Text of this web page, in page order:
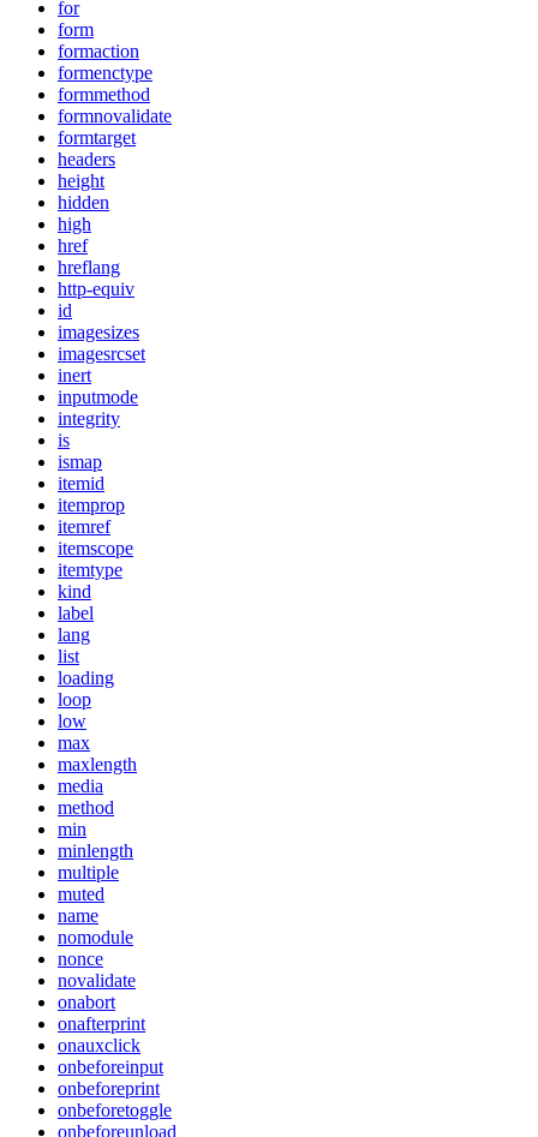
for
form
formaction
formenctype
formmethod
formnovalidate
formtarget
headers
height
hidden
high
href
hreflang
http-equiv
id
imagesizes
imagesrcset
inert
inputmode
integrity
is
ismap
itemid
itemprop
itemref
itemscope
itemtype
kind
label
lang
list
loading
loop
low
max
maxlength
media
method
min
minlength
multiple
muted
name
nomodule
nonce
novalidate
onabort
onafterprint
onauxclick
onbeforeinput
onbeforeprint
onbeforetoggle
onbeforeunload